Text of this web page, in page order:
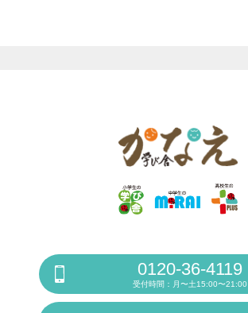
0120-36-4119
受付時間：月〜土15:00〜21:00